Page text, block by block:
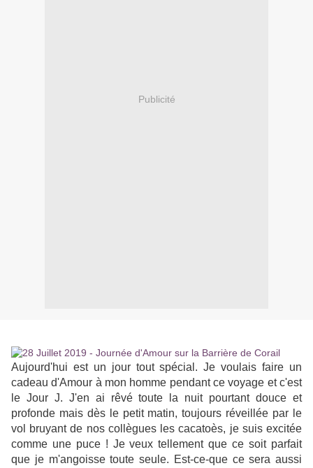
Publicité
Aujourd'hui est un jour tout spécial. Je voulais faire un
cadeau d'Amour à mon homme pendant ce voyage et c'est
le Jour J. J'en ai rêvé toute la nuit pourtant douce et
profonde mais dès le petit matin, toujours réveillée par le
vol bruyant de nos collègues les cacatoès, je suis excitée
comme une puce ! Je veux tellement que ce soit parfait
que je m'angoisse toute seule. Est-ce-que ce sera aussi